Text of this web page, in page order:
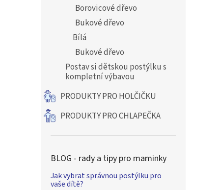
Borovicové dřevo
Bukové dřevo
Bílá
Bukové dřevo
Postav si dětskou postýlku s
kompletní výbavou
PRODUKTY PRO HOLČIČKU
PRODUKTY PRO CHLAPEČKA
BLOG - rady a tipy pro maminky
Jak vybrat správnou postýlku pro
vaše dítě?